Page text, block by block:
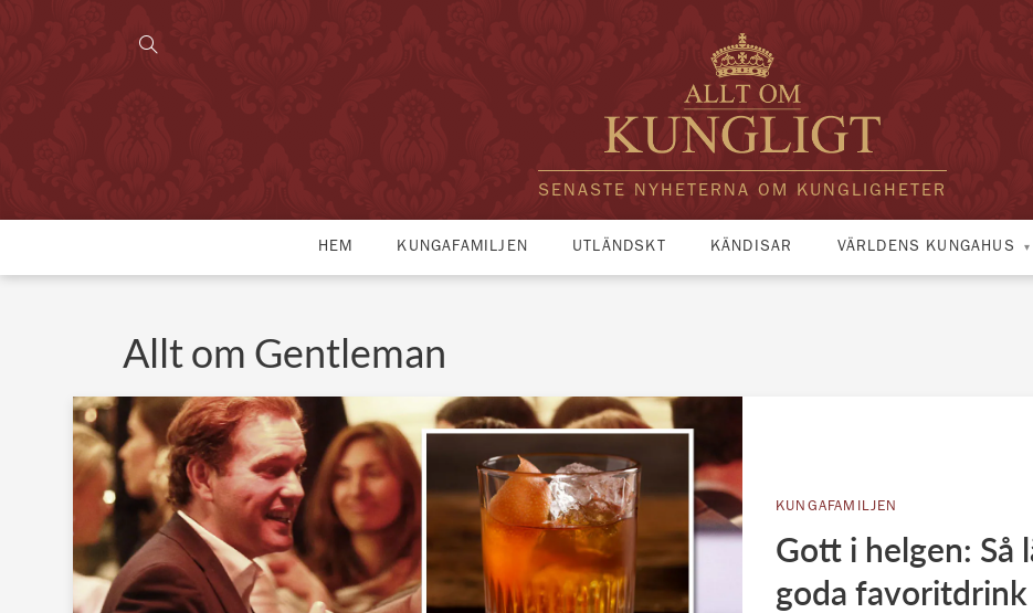
SENASTE NYHETERNA OM KUNGLIGHETER
HEM KUNGAFAMILJEN UTLÄNDSKT KÄNDISAR VÄRLDENS KUNGAHUS
Allt om Gentleman
KUNGAFAMILJEN
Gott i helgen: Så
goda favoritdrink